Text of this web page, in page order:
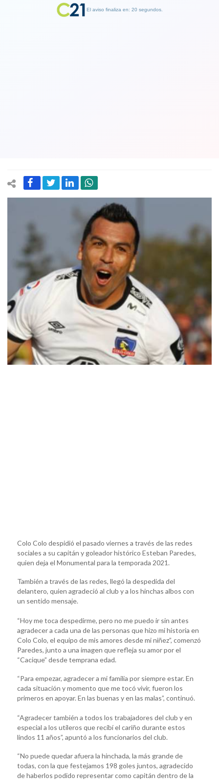
Colo Colo despidió el pasado viernes a través de las redes
sociales a su capitán y goleador histórico Esteban Paredes,
quien deja el Monumental para la temporada 2021.
También a través de las redes, llegó la despedida del
delantero, quien agradeció al club y a los hinchas albos con
un sentido mensaje.
“Hoy me toca despedirme, pero no me puedo ir sin antes
agradecer a cada una de las personas que hizo mi historia en
Colo Colo, el equipo de mis amores desde mi niñez”, comenzó
Paredes, junto a una imagen que refleja su amor por el
“Cacique” desde temprana edad.
“Para empezar, agradecer a mi familia por siempre estar. En
cada situación y momento que me tocó vivir, fueron los
primeros en apoyar. En las buenas y en las malas”, continuó.
“Agradecer también a todos los trabajadores del club y en
especial a los utileros que recibí el cariño durante estos
lindos 11 años”, apuntó a los funcionarios del club.
“No puede quedar afuera la hinchada, la más grande de
todas, con la que festejamos 198 goles juntos, agradecido
de haberlos podido representar como capitán dentro de la
El aviso finaliza en: 19 segundos.